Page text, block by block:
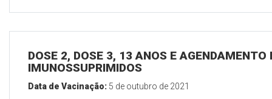
DOSE 2, DOSE 3, 13 ANOS E
IMUNOSSUPRIMIDOS
Data de Vacinação: 5 de outubro de 2021